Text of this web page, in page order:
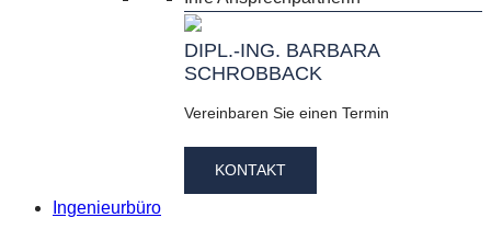
DIPL.-ING. BARBARA
SCHROBBACK
Vereinbaren Sie einen Termin
KONTAKT
Ingenieurbüro